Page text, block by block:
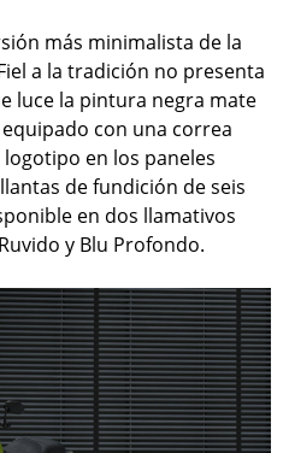
más minimalista de la
a la tradición no presenta
luce la pintura negra mate
con una correa
en los paneles
de fundición de seis
en dos llamativos
y Blu Profondo.